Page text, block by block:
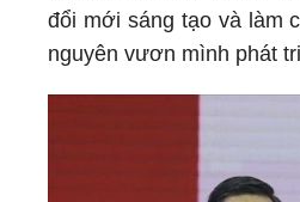
đổi mới sáng tạo và làm
nguyên vươn mình phát